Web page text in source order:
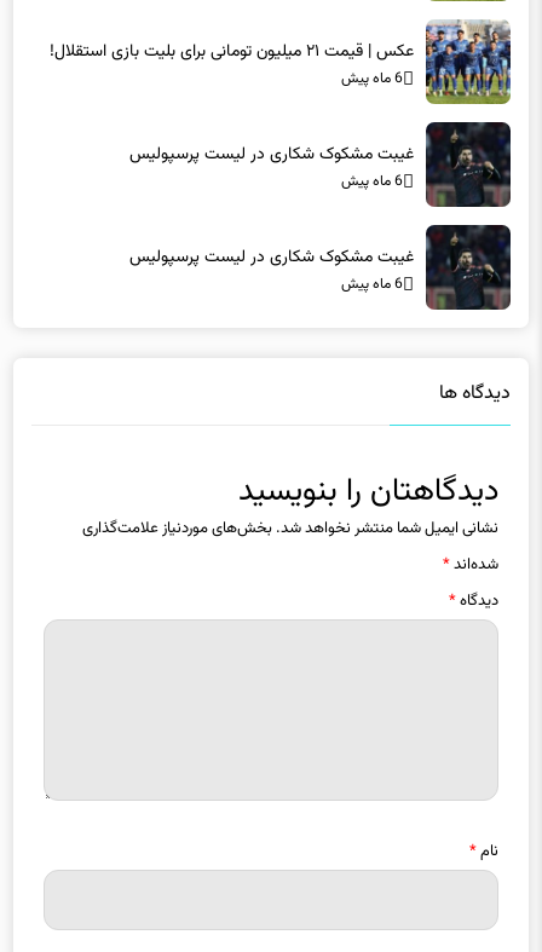
عکس | قیمت ۲۱ میلیون تومانی برای بلیت بازی استقلال!
6 ماه پیش
غیبت مشکوک شکاری در لیست پرسپولیس
6 ماه پیش
غیبت مشکوک شکاری در لیست پرسپولیس
6 ماه پیش
دیدگاه ها
دیدگاهتان را بنویسید
نشانی ایمیل شما منتشر نخواهد شد. بخش‌های موردنیاز علامت‌گذاری
شده‌اند*
دیدگاه*
نام*